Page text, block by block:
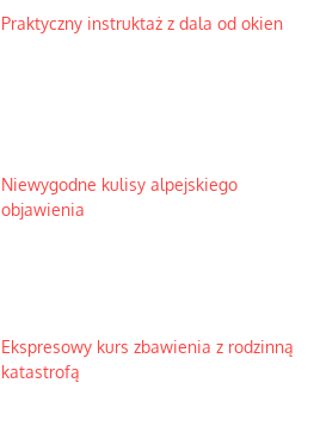
Praktyczny instruktaż z dala od okien
Niewygodne kulisy alpejskiego
objawienia
Ekspresowy kurs zbawienia z rodzinną
katastrofą